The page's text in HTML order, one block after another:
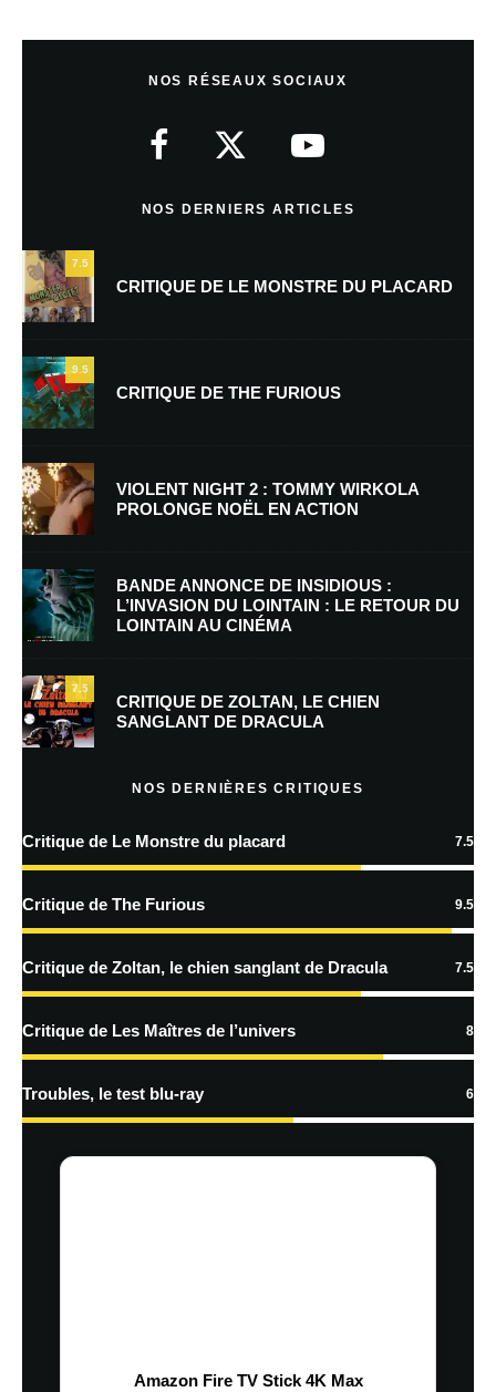
Nom*
E-mail *
Enregistrer mon nom, mon e-mail et mon site dans le navigateur pour
mon prochain commentaire.
plus sur la façon dont les données de vos commentaires sont
NOS RÉSEAUX SOCIAUX
NOS DERNIERS ARTICLES
7.5
CRITIQUE DE LE MONSTRE DU PLACARD
9.5
CRITIQUE DE THE FURIOUS
VIOLENT NIGHT 2 : TOMMY WIRKOLA
PROLONGE NOËL EN ACTION
BANDE ANNONCE DE INSIDIOUS :
L’INVASION DU LOINTAIN : LE RETOUR DU
LOINTAIN AU CINÉMA
7.5
CRITIQUE DE ZOLTAN, LE CHIEN
SANGLANT DE DRACULA
NOS DERNIÈRES CRITIQUES
Critique de Le Monstre du placard 7.5
Critique de The Furious 9.5
Critique de Zoltan, le chien sanglant de Dracula 7.5
Critique de Les Maîtres de l’univers 8
Troubles, le test blu-ray 6
Amazon Fire TV Stick 4K Max